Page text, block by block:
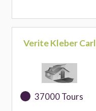
Verite Kleber Carl
37000 Tours